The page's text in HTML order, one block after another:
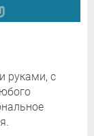
руками, с